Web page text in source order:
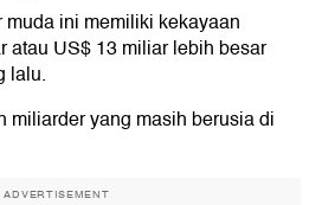
ini memiliki kekayaan
atau US$ 13 miliar lebih besar
lalu.
miliarder yang masih berusia di
ADVERTISEMENT